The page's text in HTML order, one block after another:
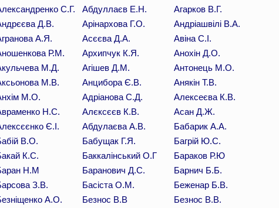
С.Г.
Абдуллаєв Е.Н.
Агарков В.Г.
Д.В.
Арінархова Г.О.
Андріашвілі В.А.
А.Я.
Асєєва Д.А.
Авіна С.І.
Р.М.
Архипчук К.Я.
Анохін Д.О.
М.Д.
Агішев Д.М.
Антонець М.О.
М.В.
Анцибора Є.В.
Анякін Т.В.
М.О.
Адріанова С.Д.
Алексеєва К.В.
Н.С.
Алєксєєв К.В.
Асан Д.Ж.
Є.І.
Абдулаєва А.В.
Бабарик А.А.
В.О.
Бабущак Г.Я.
Багрій Ю.С.
К.С.
Баккалінський О.Г
Бараков Р.Ю
Н.М
Баранович Д.С.
Барнич Б.Б.
З.В.
Басіста О.М.
Беженар Б.В.
А.О.
Безнос В.В
Безнос В.В.